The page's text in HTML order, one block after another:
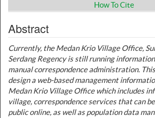
How To Cite
Abstract
Currently, the Medan Krio Village Office,
Serdang Regency is still running
manual correspondence administration.
design a web-based management
Medan Krio Village Office which includes
village, correspondence services that can
public online, as well as population data